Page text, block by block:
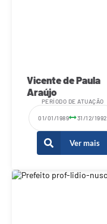
Vicente de Paula
Araújo
PERÍODO DE ATUAÇÃO
01/01/1989 31/12/1992
Ver mais